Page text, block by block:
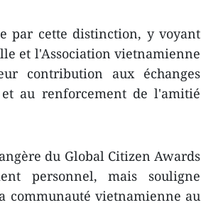
par cette distinction, y voyant
et l'Association vietnamienne
contribution aux échanges
au renforcement de l'amitié
du Global Citizen Awards
personnel, mais souligne
communauté vietnamienne au